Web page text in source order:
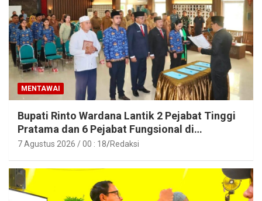
MENTAWAI
Bupati Rinto Wardana Lantik 2 Pejabat Tinggi
Pratama dan 6 Pejabat Fungsional di
Lingkungan Pemkab Kepulauan Mentawai
7 Agustus 2026 / 00 : 18 Redaksi